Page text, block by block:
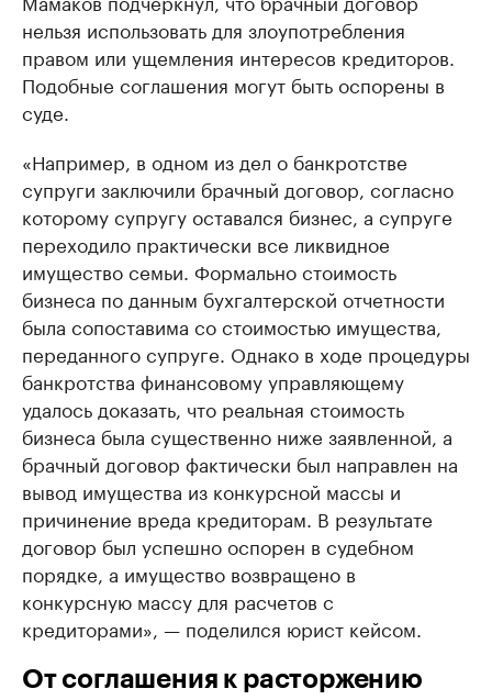
нельзя использовать для злоупотребления
правом или ущемления интересов кредиторов.
Подобные соглашения могут быть оспорены в
суде.
«Например, в одном из дел о банкротстве
супруги заключили брачный договор, согласно
которому супругу оставался бизнес, а супруге
переходило практически все ликвидное
имущество семьи. Формально стоимость
бизнеса по данным бухгалтерской отчетности
была сопоставима со стоимостью имущества,
переданного супруге. Однако в ходе процедуры
банкротства финансовому управляющему
удалось доказать, что реальная стоимость
бизнеса была существенно ниже заявленной, а
брачный договор фактически был направлен на
вывод имущества из конкурсной массы и
причинение вреда кредиторам. В результате
договор был успешно оспорен в судебном
порядке, а имущество возвращено в
конкурсную массу для расчетов с
кредиторами», — поделился юрист кейсом.
От соглашения к расторжению